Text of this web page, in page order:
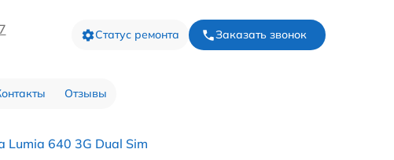
Статус ремонта Заказать звонок
Отзывы
Lumia 640 3G Dual Sim